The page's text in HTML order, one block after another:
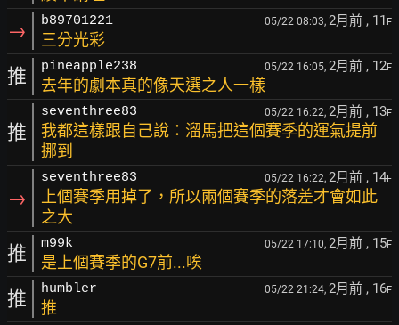
→ b89701221 05/22 08:03, 2月前 , 11 F
三分光彩
推 pineapple238 05/22 16:05, 2月前 , 12F
去年的劇本真的像天選之人一樣
推
seventhree83 05/22 16:22, 2月前 , 13F
我都這樣跟自己說：溜馬把這個賽季的運氣提前
挪到
→
seventhree83 05/22 16:22, 2月前 , 14F
上個賽季用掉了，所以兩個賽季的落差才會如此
之大
推 m99k 05/22 17:10, 2月前 , 15F
是上個賽季的G7前...唉
推 humbler 05/22 21:24, 2月前 , 16F
推